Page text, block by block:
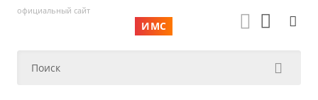
официальный сайт
ИМС